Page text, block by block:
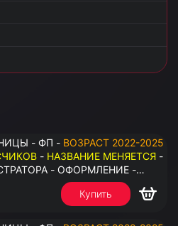
- ФП - ВОЗРАСТ 2022-2025
- НАЗВАНИЕ МЕНЯЕТСЯ -
- ОФОРМЛЕНИЕ -
- ПОД ВСЕ ГЕО
Купить